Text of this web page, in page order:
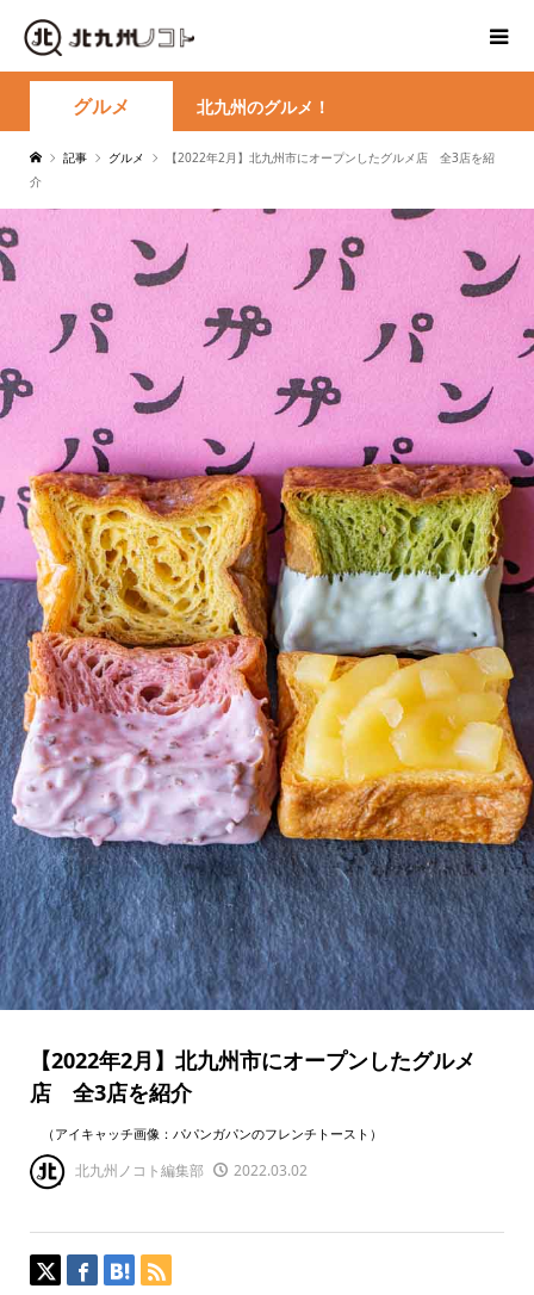
グルメ 北九州のグルメ！
記事 グルメ
【2022年2月】北九州市にオープンしたグルメ店 全3店を紹
介
【2022年2月】北九州市にオープンしたグルメ
店 全3店を紹介
（アイキャッチ画像：パパンガパンのフレンチトースト）
北九州ノコト編集部 2022.03.02